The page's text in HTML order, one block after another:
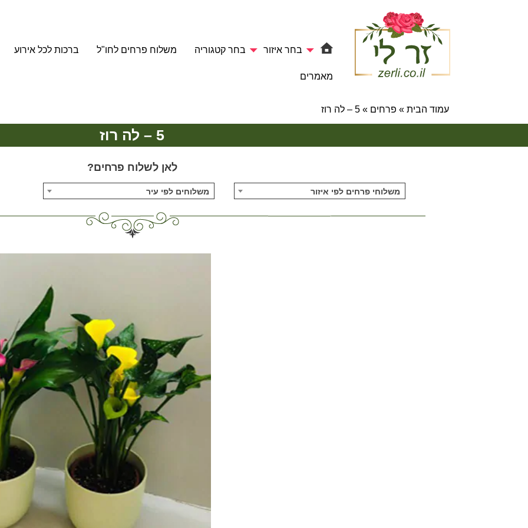
בחר איזור בחר קטגוריה משלוח פרחים לחו"ל ברכות לכל אירוע
מאמרים
עמוד הבית » פרחים » 5 – לה רוז
5 – לה רוז
לאן לשלוח פרחים?
משלוחי פרחים לפי איזור משלוחים לפי עיר